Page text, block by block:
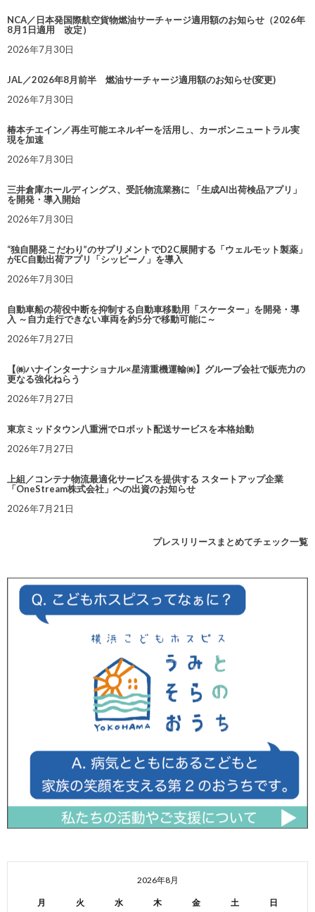
NCA／日本発国際航空貨物燃油サーチャージ適用額のお知らせ（2026年
8月1日適用 改定）
2026年7月30日
JAL／2026年8月前半 燃油サーチャージ適用額のお知らせ(変更)
2026年7月30日
椿本チエイン／再生可能エネルギーを活用し、カーボンニュートラル実
現を加速
2026年7月30日
三井倉庫ホールディングス、受託物流業務に 「生成AI出荷検品アプリ」
を開発・導入開始
2026年7月30日
“独自開発こだわり”のサプリメントでD2C展開する「ウェルモット製薬」
がEC自動出荷アプリ「シッピーノ」を導入
2026年7月30日
自動車船の荷役中断を抑制する自動車移動用「スケーター」を開発・導
入 ～自力走行できない車両を約5分で移動可能に～
2026年7月27日
【㈱ハナインターナショナル×星清重機運輸㈱】グループ会社で販売力の
更なる強化ねらう
2026年7月27日
東京ミッドタウン八重洲でロボット配送サービスを本格始動
2026年7月27日
上組／コンテナ物流最適化サービスを提供する スタートアップ企業
「OneStream株式会社」への出資のお知らせ
2026年7月21日
プレスリリースまとめてチェック一覧
2026年8月
月 火 水 木 金 土 日